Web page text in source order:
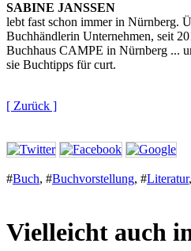
SABINE JANSSEN
lebt fast schon immer in Nürnberg.
Buchhändlerin Unternehmen, seit
Buchhaus CAMPE in Nürnberg ...
sie Buchtipps für curt.
[ Zurück ]
#Buch, #Buchvorstellung, #Literatur,
Vielleicht auch